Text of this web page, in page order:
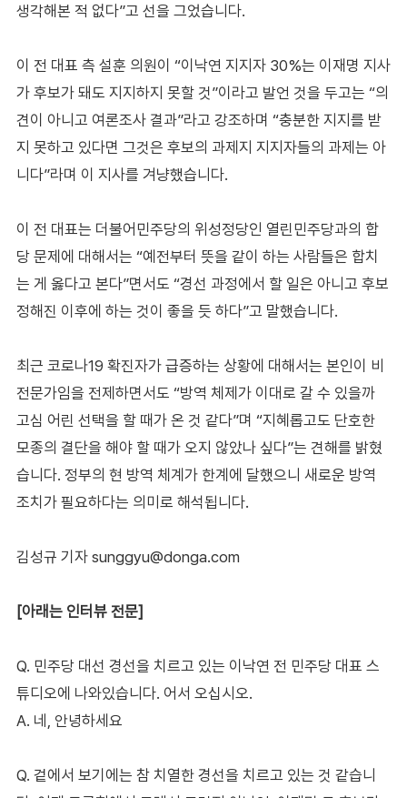
생각해본 적 없다”고 선을 그었습니다.
이 전 대표 측 설훈 의원이 “이낙연 지지자 30%는 이재명 지사
가 후보가 돼도 지지하지 못할 것”이라고 발언 것을 두고는 “의
견이 아니고 여론조사 결과”라고 강조하며 “충분한 지지를 받
지 못하고 있다면 그것은 후보의 과제지 지지자들의 과제는 아
니다”라며 이 지사를 겨냥했습니다.
이 전 대표는 더불어민주당의 위성정당인 열린민주당과의 합
당 문제에 대해서는 “예전부터 뜻을 같이 하는 사람들은 합치
는 게 옳다고 본다”면서도 “경선 과정에서 할 일은 아니고 후보
정해진 이후에 하는 것이 좋을 듯 하다”고 말했습니다.
최근 코로나19 확진자가 급증하는 상황에 대해서는 본인이 비
전문가임을 전제하면서도 “방역 체제가 이대로 갈 수 있을까
고심 어린 선택을 할 때가 온 것 같다”며 “지혜롭고도 단호한
모종의 결단을 해야 할 때가 오지 않았나 싶다”는 견해를 밝혔
습니다. 정부의 현 방역 체계가 한계에 달했으니 새로운 방역
조치가 필요하다는 의미로 해석됩니다.
김성규 기자 sunggyu@donga.com
[아래는 인터뷰 전문]
Q. 민주당 대선 경선을 치르고 있는 이낙연 전 민주당 대표 스
튜디오에 나와있습니다. 어서 오십시오.
A. 네, 안녕하세요
Q. 겉에서 보기에는 참 치열한 경선을 치르고 있는 것 같습니